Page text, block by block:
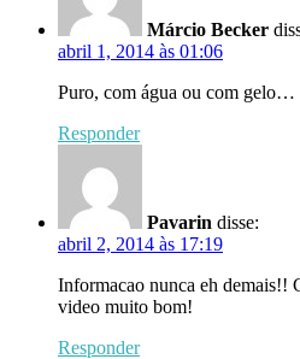
Márcio Becker
abril 1, 2014 às 01:06
Puro, com água ou com gelo…
Responder
Pavarin disse:
abril 2, 2014 às 17:19
Informacao nunca eh demais!!
video muito bom!
Responder